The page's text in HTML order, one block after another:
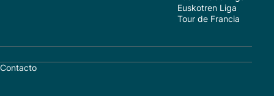
Euskotren Liga
Tour de Francia
Contacto